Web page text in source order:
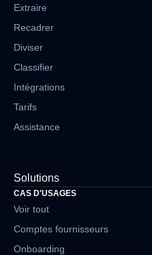
Extraire
Recadrer
Diviser
Classifier
Intégrations
Tarifs
Assistance
Solutions
CAS D'USAGES
Voir tout
Comptes fournisseurs
Onboarding